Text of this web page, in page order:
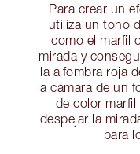
Para crear un
utiliza un tono
como el marfil
mirada y
la alfombra roja
la cámara de un
de color marfil
despejar la
para